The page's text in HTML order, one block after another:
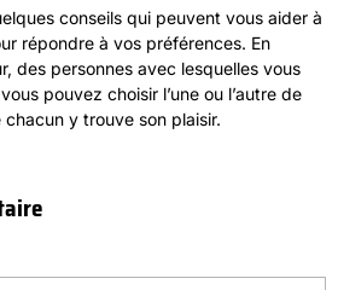
conseils qui peuvent vous aider à
répondre à vos préférences. En
des personnes avec lesquelles vous
pouvez choisir l’une ou l’autre de
y trouve son plaisir.